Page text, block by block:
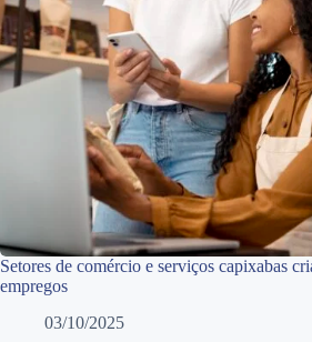
Setores de comércio e serviços capixabas
empregos
03/10/2025